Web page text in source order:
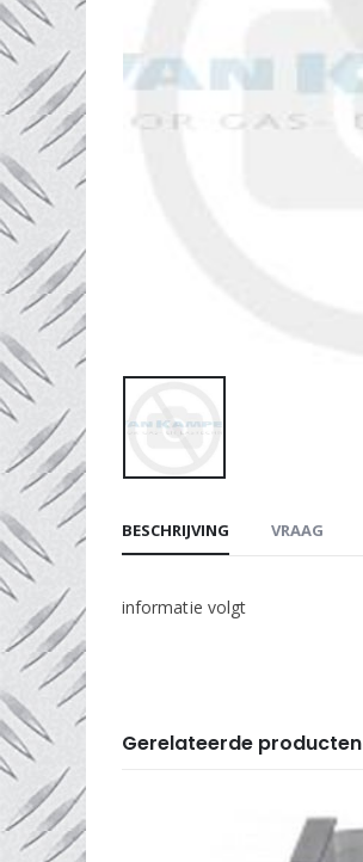
BESCHRIJVING VRAAG
informatie volgt
Gerelateerde producten